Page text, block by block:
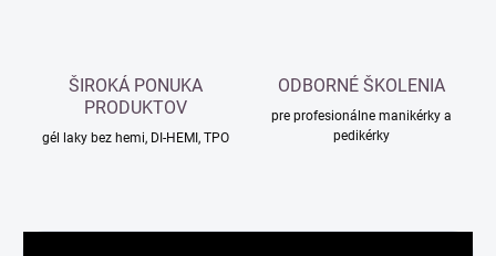
ŠIROKÁ PONUKA
PRODUKTOV
gél laky bez hemi, DI-HEMI, TPO
ODBORNÉ ŠKOLENIA
pre profesionálne manikérky a
pedikérky